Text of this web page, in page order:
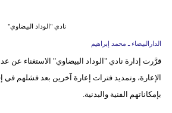
نادي "الوداد البيضاوي"
الدارالبيضاء ـ محمد إبراهيم
قرَّرت إدارة نادي "الوداد البيضاوي" الاستغناء عن
الإعارة، وتمديد فترات إعارة آخرين بعد فشلهم
بإمكاناتهم الفنية والبدنية.